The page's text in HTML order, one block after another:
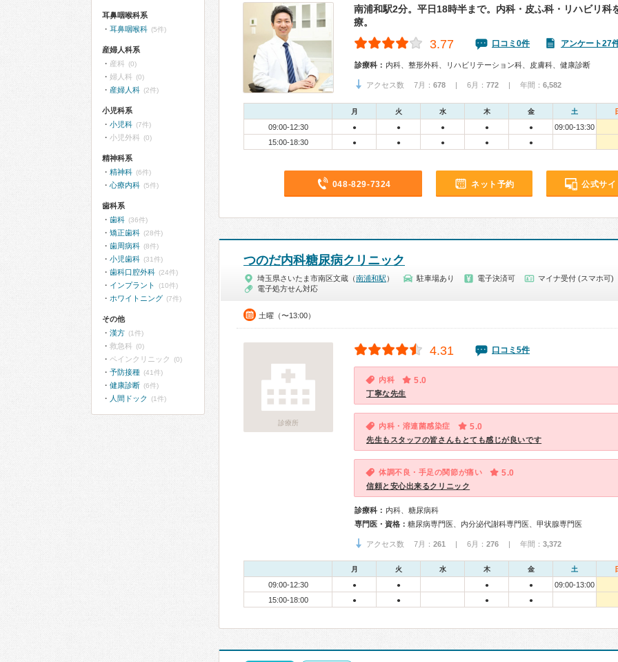
南浦和駅2分。平日18時半まで。内科・皮ふ科・リハビリ科
療。
3.77 口コミ0件 アンケート27
診療科： 内科、整形外科、リハビリテーション科、皮膚科、健康診断
アクセス数 7月： 678 | 6月： 772 | 年間： 6,582
月 火 水 木 金 土
09:00-12:30 ● ● ● ● ●
09:00-13:30
15:00-18:30
● ● ● ● ●
048-829-7324 ネット予約 公式サイ
つのだ内科糖尿病クリニック
埼玉県さいたま市南区文蔵（南浦和駅 ） 駐車場あり 電子決済可
マイナ受付 (スマホ可)
電子処方せん対応
土曜（〜13:00）
診療所
4.31 口コミ5件
内科 5.0
丁寧な先生
内科・溶連菌感染症 5.0
先生もスタッフの皆さんもとても感じが良いです
体調不良・手足の関節が痛い 5.0
信頼と安心出来るクリニック
診療科： 内科、糖尿病科
専門医・資格： 糖尿病専門医、内分泌代謝科専門医、甲状腺専門医
アクセス数 7月： 261 | 6月： 276 | 年間： 3,372
月 火 水 木 金 土
09:00-12:30 ● ● ● ●
09:00-13:00
15:00-18:00
● ● ● ●
耳鼻咽喉科系
耳鼻咽喉科 (5件)
産婦人科系
産科 (0)
婦人科 (0)
産婦人科 (2件)
小児科系
小児科 (7件)
小児外科 (0)
精神科系
精神科 (6件)
心療内科 (5件)
歯科系
歯科 (36件)
矯正歯科 (28件)
歯周病科 (8件)
小児歯科 (31件)
歯科口腔外科 (24件)
インプラント (10件)
ホワイトニング (7件)
その他
漢方 (1件)
救急科 (0)
ペインクリニック (0)
予防接種 (41件)
健康診断 (6件)
人間ドック (1件)